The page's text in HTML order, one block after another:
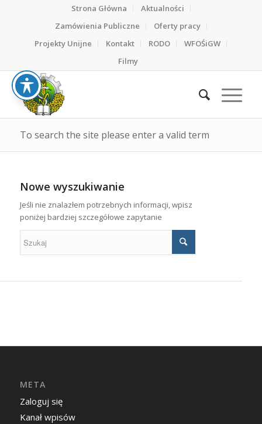
Strona Główna
Aktualności
Zamówienia Publiczne
Oferty pracy
Projekty Unijne
Kontakt RODO
WFOŚiGW
Filmy
To search the site please enter a valid term
Nowe wyszukiwanie
Jeśli nie znalazłem potrzebnych informacji, wpisz
poniżej bardziej szczegółowe zapytanie
META
Zaloguj się
Kanał wpisów